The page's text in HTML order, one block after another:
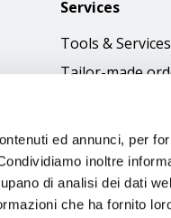
ed annunci, per
inoltre
di analisi dei dati
che ha fornito
Services
Tools & Services
Tailor-made
Download